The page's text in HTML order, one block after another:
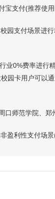
支付(推荐使
支付场景进
费率进行
园卡用户可
范学院、郑
利性支付场